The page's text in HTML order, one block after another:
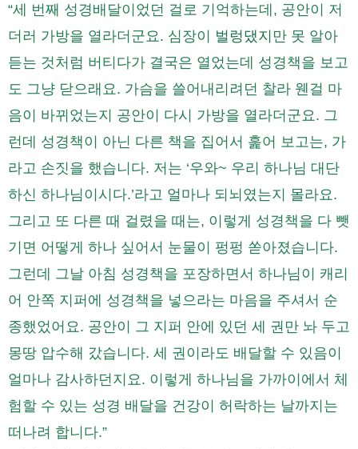
“세 번째 성경배달이었던 걸로 기억하는데, 공안이 저
더러 가방을 열라더군요. 심장이 벌렁댔지 만 못 알아
듣는 것처럼 버티다가 결국은 열었는데 성경책을 보고
도 그냥 닫으래요. 가슴을 쓸어내리려던 찰라 웬걸 마
음이 바뀌었는지 공안이 다시 가방을 열라더군요. 그
런데 성경책이 아닌 다른 책을 집어서 훑어 보고는, 가
라고 손짓을 했습니다. 저는 ‘우와~ 우리 하나님 대단
하신 하나님이시다.’라고 얼마나 되뇌였는지 몰라요.
그리고 또 다른 때 걸렸을 때는, 이렇게 성경책을 다 뺏
기면 어떻게 하나 싶어서 눈물이 펑펑 쏟아졌습니다.
그런데 그날 아침 성경책을 포장하면서 하나님이 캐리
어 안쪽 지퍼에 성경책을 넣으라는 마음을 주셔서 순
종했었어요. 공안이 그 지퍼 안에 있던 세 권만 놔 두고
몽땅 압수해 갔습니다. 세 권이라도 배달할 수 있음이
얼마나 감사하던지요. 이렇게 하나님을 가까이에서 체
험할 수 있는 성경 배달을 건강이 허락하는 날까지는
떠나려 합니다.”